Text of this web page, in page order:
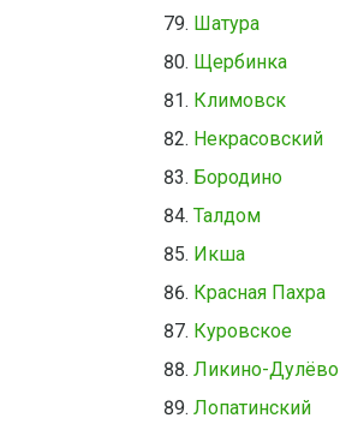
Шатура
Щербинка
Климовск
Некрасовский
Бородино
Талдом
Икша
Красная Пахра
Куровское
Ликино-Дулёво
Лопатинский